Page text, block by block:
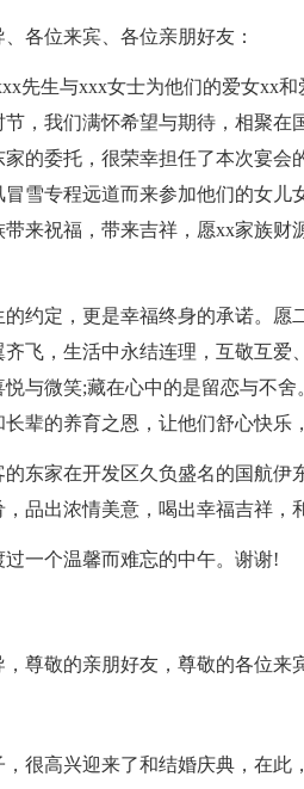
各位来宾、各位亲朋好友：
先生与xxx女士为他们的爱女xx
，我们满怀希望与期待，相聚
的委托，很荣幸担任了本次宴会
雪专程远道而来参加他们的女
来祝福，带来吉祥，愿xx家族
约定，更是幸福终身的承诺。
飞，生活中永结连理，互敬互爱
与微笑;藏在心中的是留恋与不
辈的养育之恩，让他们舒心快乐
东家在开发区久负盛名的国航
品出浓情美意，喝出幸福吉祥，
过一个温馨而难忘的中午。谢谢!
尊敬的亲朋好友，尊敬的各位来
很高兴迎来了和结婚庆典，在